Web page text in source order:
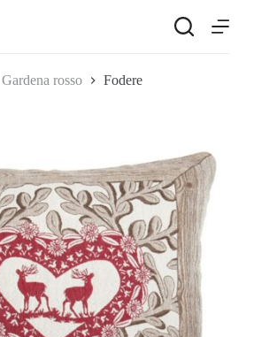
Gardena rosso Fodere